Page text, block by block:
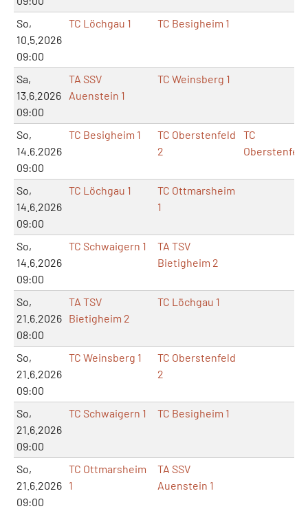
So,
10.5.2026
09:00
TC Löchgau 1 TC Besigheim 1
Sa,
13.6.2026
09:00
TA SSV
Auenstein 1
TC Weinsberg 1
So,
14.6.2026
09:00
TC Besigheim 1
TC Oberstenfeld
2
TC
Oberstenfeld
So,
14.6.2026
09:00
TC Löchgau 1
TC Ottmarsheim
1
So,
14.6.2026
09:00
TC Schwaigern 1
TA TSV
Bietigheim 2
So,
21.6.2026
08:00
TA TSV
Bietigheim 2
TC Löchgau 1
So,
21.6.2026
09:00
TC Weinsberg 1
TC Oberstenfeld
2
So,
21.6.2026
09:00
TC Schwaigern 1 TC Besigheim 1
So,
21.6.2026
09:00
TC Ottmarsheim
1
TA SSV
Auenstein 1